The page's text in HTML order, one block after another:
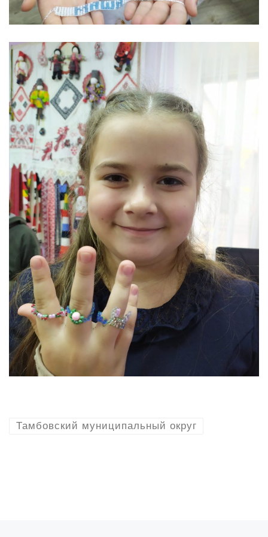
Тамбовский муниципальный округ